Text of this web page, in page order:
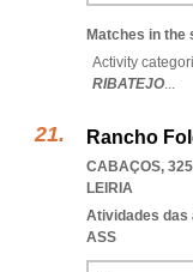
Matches in the
Activity
RIBATEJO...
Rancho
CABAÇOS,
LEIRIA
Atividades das
ASS